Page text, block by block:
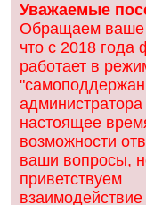
Уважаемые
Обращаем ваше
что с 2018 года
работает в
настоящее
возможности
ваши вопросы,
приветствуем